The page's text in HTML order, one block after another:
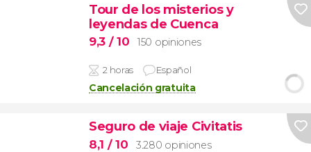
Tour de los misterios y
leyendas de Cuenca
9,3 / 10 150 opiniones
2 horas Español
Cancelación gratuita
Seguro de viaje Civitatis
8,1 / 10 3.280 opiniones